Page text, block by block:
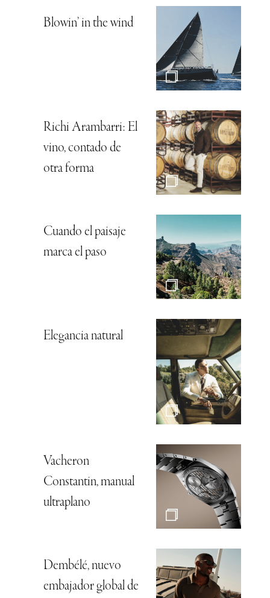
Blowin’ in the wind
Richi Arambarri: El
vino, contado de
otra forma
Cuando el paisaje
marca el paso
Elegancia natural
Vacheron
Constantin, manual
ultraplano
Dembélé, nuevo
embajador global de